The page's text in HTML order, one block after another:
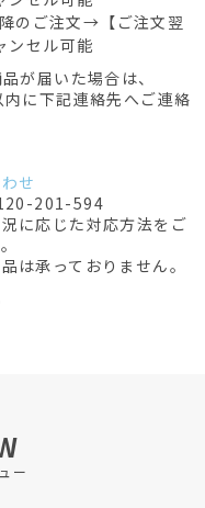
のご注文→【ご注文翌
ンセル可能
が届いた場合は、
に下記連絡先へご連絡
せ
201-594
に応じた対応方法をご
は承っておりません。
ー